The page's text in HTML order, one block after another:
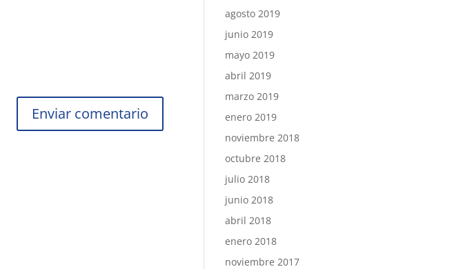
agosto 2019
junio 2019
mayo 2019
abril 2019
marzo 2019
enero 2019
noviembre 2018
octubre 2018
julio 2018
junio 2018
abril 2018
enero 2018
noviembre 2017